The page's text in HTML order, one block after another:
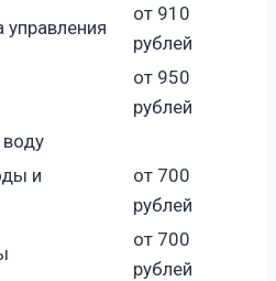
управления
от 910
рублей
от 950
рублей
и
от 700
рублей
от 700
рублей